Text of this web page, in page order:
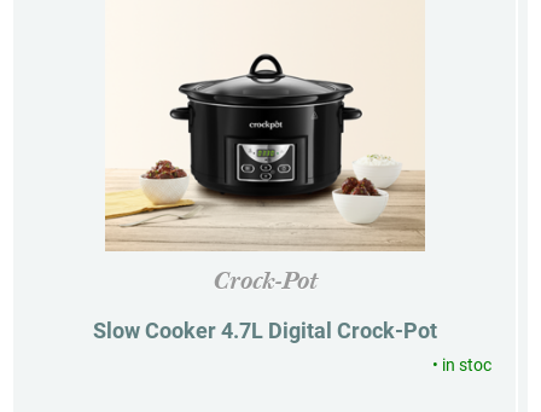
Crock-Pot
Slow Cooker 4.7L Digital Crock-Pot
• in stoc